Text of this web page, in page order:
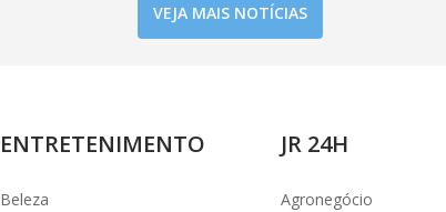
VEJA MAIS NOTÍCIAS
ENTRETENIMENTO
Beleza
JR 24H
Agronegócio